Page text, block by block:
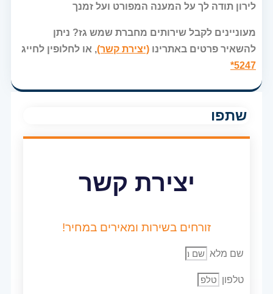
לירון תודה לך על המענה המפורט ועל זמנך
מעוניינים לקבל שירותים מחברת שמש גז? ניתן
להשאיר פרטים באתרינו (יצירת קשר), או לחלופין לחייג
5247*
שתפו
יצירת קשר
זורחים בשירות ומאירים במחיר!
שם מלא
טלפון